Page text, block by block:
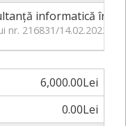
informatică în
216831/14.02.2022
6,000.00Lei
0.00Lei